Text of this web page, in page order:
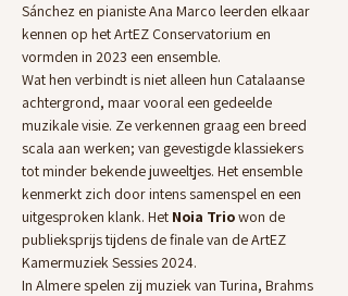
Sánchez en pianiste Ana Marco leerden elkaar
kennen op het ArtEZ Conservatorium en
vormden in 2023 een ensemble.
Wat hen verbindt is niet alleen hun Catalaanse
achtergrond, maar vooral een gedeelde
muzikale visie. Ze verkennen graag een breed
scala aan werken; van gevestigde klassiekers
tot minder bekende juweeltjes. Het ensemble
kenmerkt zich door intens samenspel en een
uitgesproken klank. Het Noia Trio won de
publieksprijs tijdens de finale van de ArtEZ
Kamermuziek Sessies 2024.
In Almere spelen zij muziek van Turina, Brahms